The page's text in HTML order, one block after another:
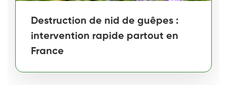
Destruction de nid de guêpes :
intervention rapide partout en
France